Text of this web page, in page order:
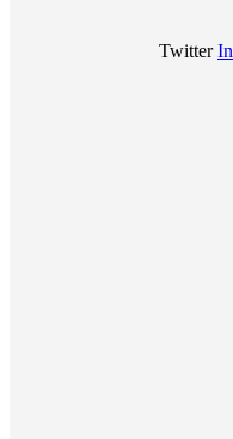
Twitter